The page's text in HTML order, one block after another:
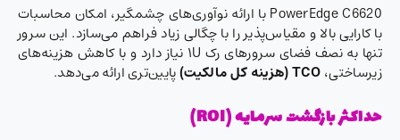
PowerEdge C6620 با ارائه نوآوری‌های چشمگیر، امکان محاسبات
با کارایی بالا و مقیاس‌پذیر را با چگالی زیاد فراهم می‌سازد. این سرور
تنها به نصف فضای سرورهای رک ۱U نیاز دارد و با کاهش هزینه‌های
زیرساختی،TCO (هزینه کل مالکیت) پایین‌تری ارائه می‌دهد.
حداکثر بازگشت سرمایه (ROI)